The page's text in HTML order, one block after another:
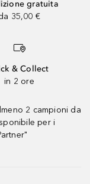
gratuita
35,00 €
& Collect
in 2 ore
2 campioni da
per i